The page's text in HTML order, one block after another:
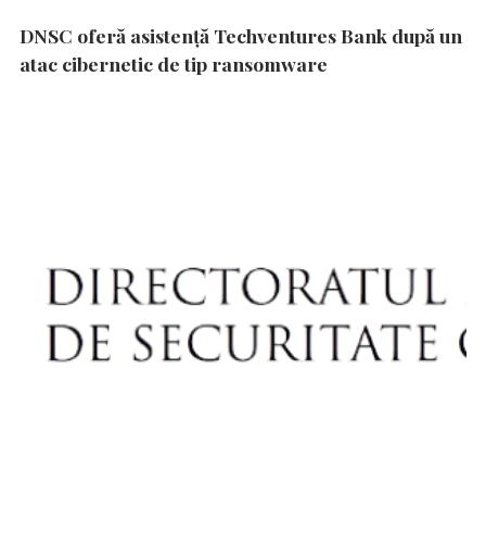
DNSC oferă asistență Techventures Bank după un
atac cibernetic de tip ransomware